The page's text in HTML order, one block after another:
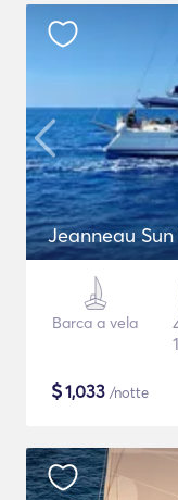
Jeanneau
Barca a vela
$1,033 /notte